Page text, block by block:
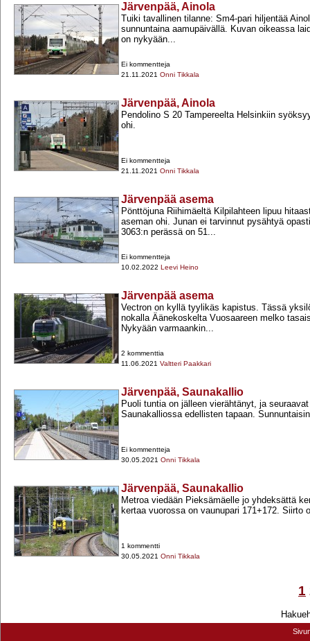
Järvenpää, Ainola
Tuiki tavallinen tilanne: Sm4-​pari hiljentää
sunnuntaina aamupäivällä. Kuvan oikeassa
on nykyään...
Ei kommentteja
21.11.2021 Onni Tikkala
Järvenpää, Ainola
Pendolino S 20 Tampereelta Helsinkiin
ohi.
Ei kommentteja
21.11.2021 Onni Tikkala
Järvenpää asema
Pönttöjuna Riihimäeltä Kilpilahteen lipuu
aseman ohi. Junan ei tarvinnut pysähtyä
3063:n perässä on 51...
Ei kommentteja
10.02.2022 Leevi Heino
Järvenpää asema
Vectron on kyllä tyylikäs kapistus. Tässä
nokalla Äänekoskelta Vuosaareen melko
Nykyään varmaankin...
2 kommenttia
11.06.2021 Valtteri Paakkari
Järvenpää, Saunakallio
Puoli tuntia on jälleen vierähtänyt, ja
Saunakalliossa edellisten tapaan.
Ei kommentteja
30.05.2021 Onni Tikkala
Järvenpää, Saunakallio
Metroa viedään Pieksämäelle jo yhdeksättä
kertaa vuorossa on vaunupari 171+​172. Siirto
1 kommentti
30.05.2021 Onni Tikkala
1